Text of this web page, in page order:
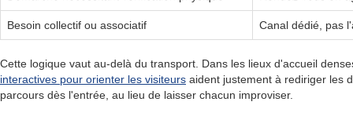
Besoin collectif ou associatif Canal dédié, pas
Cette logique vaut au-delà du transport. Dans les lieux d'accueil
interactives pour orienter les visiteurs aident justement à rediriger les
parcours dès l'entrée, au lieu de laisser chacun improviser.